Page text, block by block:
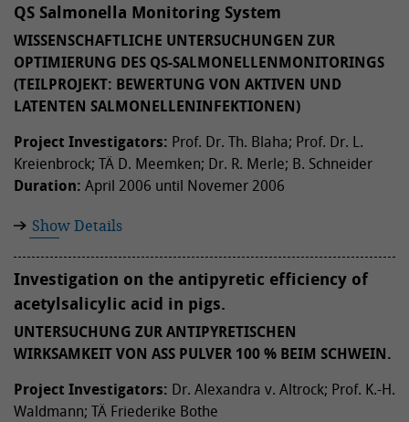
QS Salmonella Monitoring System
WISSENSCHAFTLICHE UNTERSUCHUNGEN ZUR
OPTIMIERUNG DES QS-SALMONELLENMONITORINGS
(TEILPROJEKT: BEWERTUNG VON AKTIVEN UND
LATENTEN SALMONELLENINFEKTIONEN)
Project Investigators: Prof. Dr. Th. Blaha; Prof. Dr. L.
Kreienbrock; TÄ D. Meemken; Dr. R. Merle; B. Schneider
Duration: April 2006 until Novemer 2006
Show Details
Investigation on the antipyretic efficiency of
acetylsalicylic acid in pigs.
UNTERSUCHUNG ZUR ANTIPYRETISCHEN
WIRKSAMKEIT VON ASS PULVER 100 % BEIM SCHWEIN.
Project Investigators: Dr. Alexandra v. Altrock; Prof. K.-H.
Waldmann; TÄ Friederike Bothe